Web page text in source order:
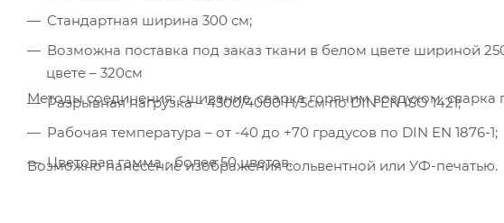
Стандартная ширина 300 см;
Возможна поставка под заказ ткани в белом цвете шириной
цвете – 320см
Разрывная нагрузка – 4300/4000 Н/5см по DIN EN ISO 1421;
Рабочая температура – от -40 до +70 градусов по DIN EN 1876-1;
Цветовая гамма - более 50 цветов.
Методы соединения: сшивание, сварка горячим воздухом, сварка
Возможно нанесение изображения сольвентной или УФ-печатью.